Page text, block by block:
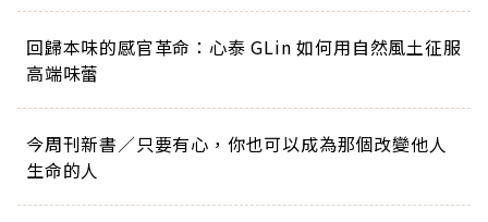
回歸本味的感官革命：心泰 GLin 如何用自然風土征服
高端味蕾
今周刊新書／只要有心，你也可以成為那個改變他人
生命的人